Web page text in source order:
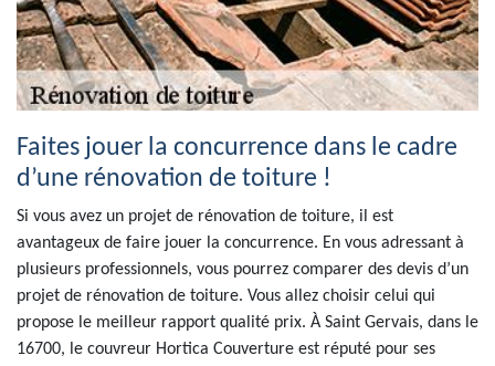
Faites jouer la concurrence dans le cadre
d’une rénovation de toiture !
Si vous avez un projet de rénovation de toiture, il est
avantageux de faire jouer la concurrence. En vous adressant à
plusieurs professionnels, vous pourrez comparer des devis d’un
projet de rénovation de toiture. Vous allez choisir celui qui
propose le meilleur rapport qualité prix. À Saint Gervais, dans le
16700, le couvreur Hortica Couverture est réputé pour ses